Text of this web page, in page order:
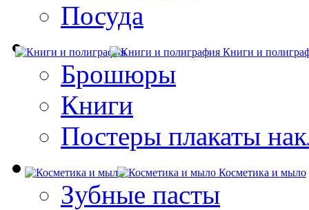
Посуда
Книги и
Брошюры
Книги
Постеры плакаты
Косметика и мыло
Зубные пасты